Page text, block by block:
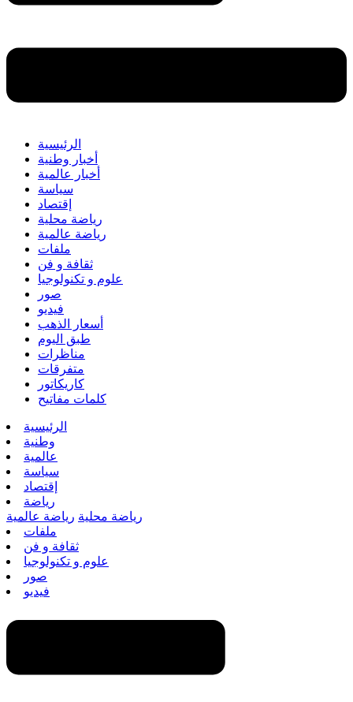
الرئيسية
أخبار وطنية
أخبار عالمية
سياسة
إقتصاد
رياضة محلية
رياضة عالمية
ملفات
ثقافة و فن
علوم و تكنولوجيا
صور
فيديو
أسعار الذهب
طبق اليوم
مناظرات
متفرقات
كاريكاتور
كلمات مفاتيح
الرئيسية
وطنية
عالمية
سياسة
إقتصاد
رياضة
رياضة محلية رياضة عالمية
ملفات
ثقافة و فن
علوم و تكنولوجيا
صور
فيديو